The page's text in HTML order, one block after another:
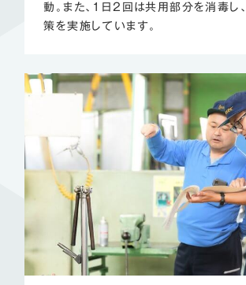
動。また、1日2回は共用部分を消毒し
策を実施しています。